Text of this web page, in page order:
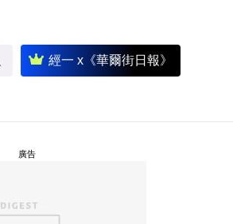
經一 x《華爾街日報》
廣告